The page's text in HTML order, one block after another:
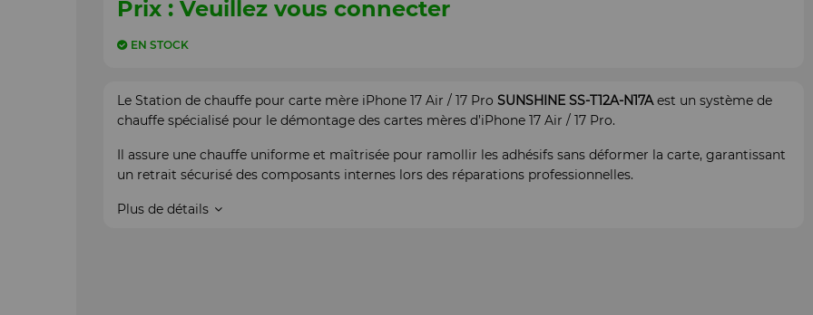
Prix : Veuillez vous connecter
EN STOCK
Le Station de chauffe pour carte mère iPhone 17 Air / 17 Pro SUNSHINE SS-T12A-N17Aest un système de
chauffe spécialisé pour le démontage des cartes mères d’iPhone 17 Air / 17 Pro.
Il assure une chauffe uniforme et maîtrisée pour ramollir les adhésifs sans déformer la carte, garantissant
un retrait sécurisé des composants internes lors des réparations professionnelles.
Plus de détails